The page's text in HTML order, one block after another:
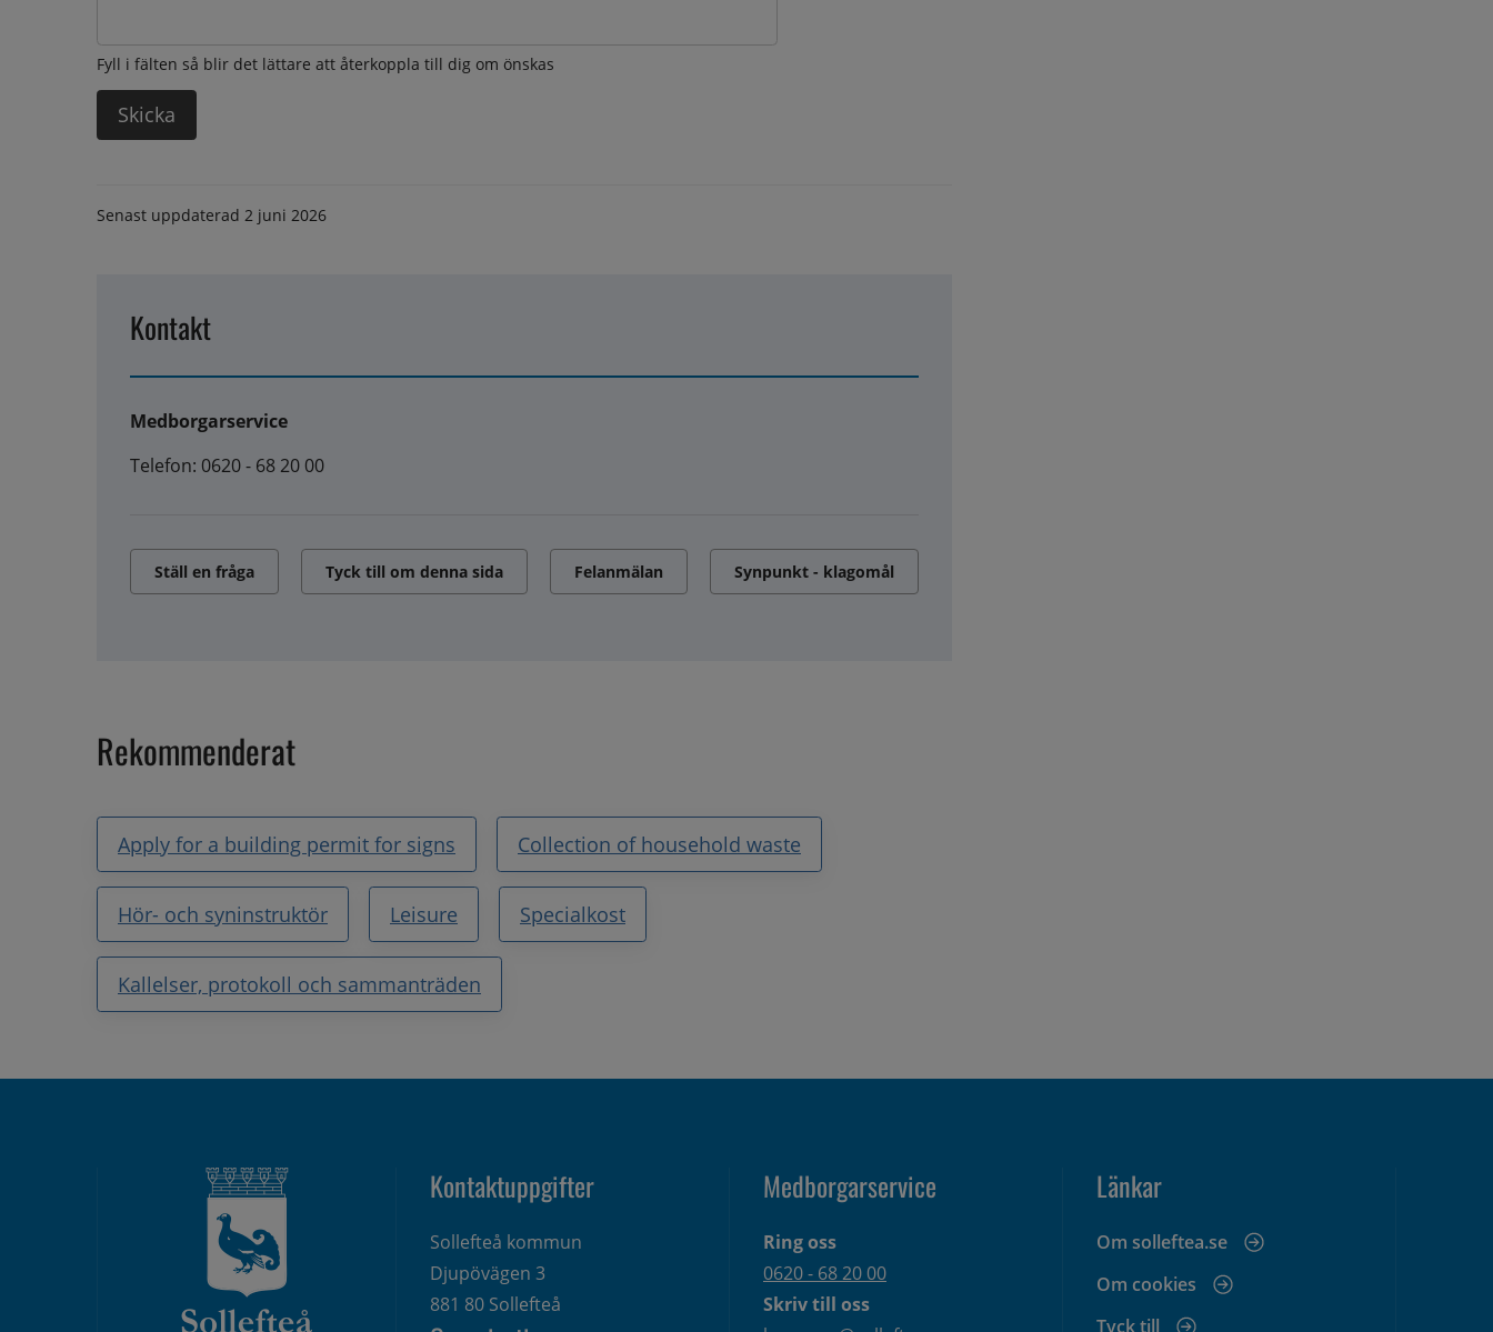
Fyll i fälten så blir det lättare att återkoppla till dig om önskas
Senast uppdaterad 2 juni 2026
Kontakt
Medborgarservice
Telefon: 0620 - 68 20 00
Ställ en fråga Tyck till om denna sida Felanmälan Synpunkt - klagomål
Rekommenderat
Apply for a building permit for signs Collection of household waste
Hör- och syninstruktör Leisure Specialkost
Kallelser, protokoll och sammanträden
Kontaktuppgifter
Sollefteå kommun
Djupövägen 3
881 80 Sollefteå
Medborgarservice
Ring oss
0620 - 68 20 00
Skriv till oss
Länkar
Om solleftea.se
Om cookies
Tyck till